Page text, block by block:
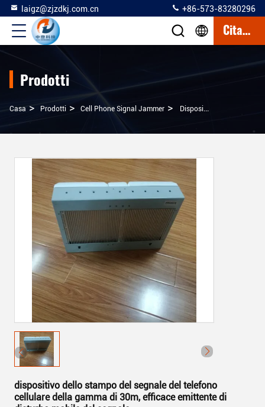
laigz@zjzdkj.com.cn +86-573-83280296
Citazione
Prodotti
Casa > Prodotti > Cell Phone Signal Jammer > Dispositivo Dello Stampo Del Segnale Del Telefono Cellulare Della Gamma Di 30m, Efficace Emittente Di Disturbo Mobile Del Segnale
dispositivo dello stampo del segnale del telefono
cellulare della gamma di 30m, efficace emittente di